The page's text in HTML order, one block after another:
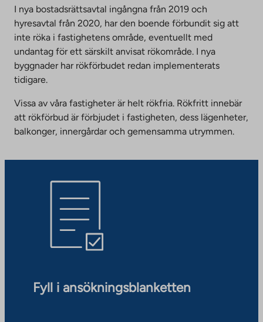
I nya bostadsrättsavtal ingångna från 2019 och
hyresavtal från 2020, har den boende förbundit sig att
inte röka i fastighetens område, eventuellt med
undantag för ett särskilt anvisat rökområde. I nya
byggnader har rökförbudet redan implementerats
tidigare.
Vissa av våra fastigheter är helt rökfria. Rökfritt innebär
att rökförbud är förbjudet i fastigheten, dess lägenheter,
balkonger, innergårdar och gemensamma utrymmen.
Fyll i ansökningsblanketten